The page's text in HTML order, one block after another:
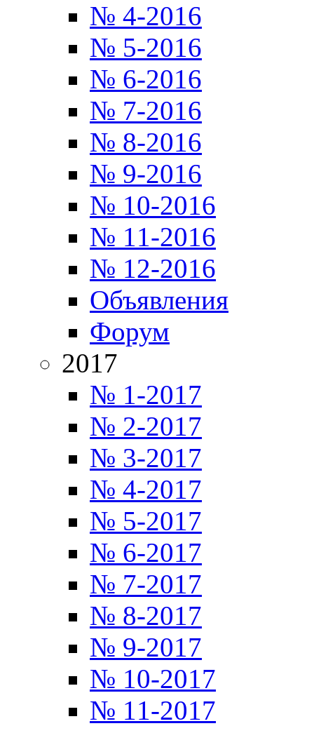
№ 4-2016
№ 5-2016
№ 6-2016
№ 7-2016
№ 8-2016
№ 9-2016
№ 10-2016
№ 11-2016
№ 12-2016
Объявления
Форум
2017
№ 1-2017
№ 2-2017
№ 3-2017
№ 4-2017
№ 5-2017
№ 6-2017
№ 7-2017
№ 8-2017
№ 9-2017
№ 10-2017
№ 11-2017